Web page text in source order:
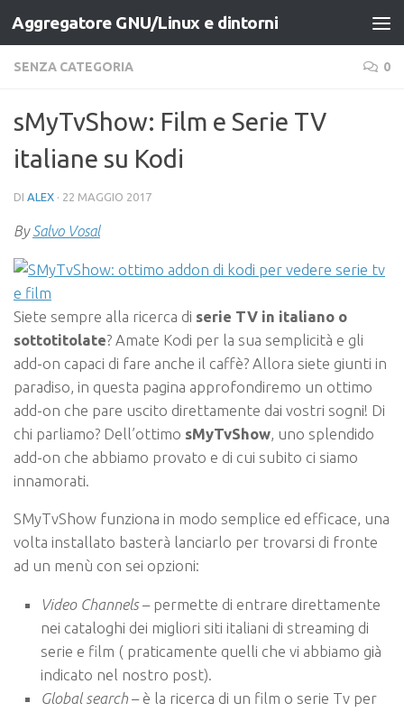
Salta al contenuto
Aggregatore GNU/Linux e dintorni
SENZA CATEGORIA 0
sMyTvShow: Film e Serie TV
italiane su Kodi
DI ALEX · 22 MAGGIO 2017
BySalvo Vosal
Siete sempre alla ricerca di serie TV in italiano o
sottotitolate? Amate Kodi per la sua semplicità e gli
add-on capaci di fare anche il caffè? Allora siete giunti in
paradiso, in questa pagina approfondiremo un ottimo
add-on che pare uscito direttamente dai vostri sogni! Di
chi parliamo? Dell’ottimo sMyTvShow , uno splendido
add-on che abbiamo provato e di cui subito ci siamo
innamorati.
SMyTvShow funziona in modo semplice ed efficace, una
volta installato basterà lanciarlo per trovarsi di fronte
ad un menù con sei opzioni:
Video Channels– permette di entrare direttamente
nei cataloghi dei migliori siti italiani di streaming di
serie e film ( praticamente quelli che vi abbiamo già
indicato nel nostro post).
Global search – è la ricerca di un film o serie Tv per